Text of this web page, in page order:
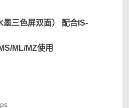
墨三色屏双面） 配合IS-
ML/MZ使用